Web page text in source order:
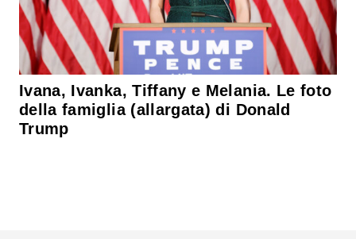
Ivana, Ivanka, Tiffany e Melania. Le foto
della famiglia (allargata) di Donald
Trump